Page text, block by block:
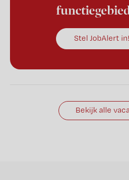
Stel JobAlert in!
Bekijk alle